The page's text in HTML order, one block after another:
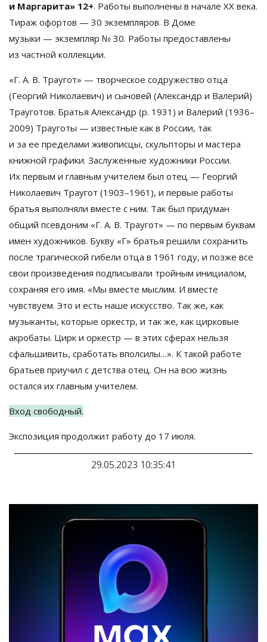
и Маргарита» 12+. Работы выполнены в начале XX века.
Тираж офортов — 30 экземпляров. В Доме
музыки — экземпляр № 30. Работы предоставлены
из частной коллекции.
«Г. А. В. Траугот» — творческое содружество отца
(Георгий Николаевич) и сыновей (Александр и Валерий)
Трауготов. Братья Александр (р. 1931) и Валерий (1936–
2009) Трауготы — известные как в России, так
и за ее пределами живописцы, скульпторы и мастера
книжной графики. Заслуженные художники России.
Их первым и главным учителем был отец — Георгий
Николаевич Траугот (1903–1961), и первые работы
братья выполняли вместе с ним. Так был придуман
общий псевдоним «Г. А. В. Траугот» — по первым буквам
имен художников. Букву «Г» братья решили сохранить
после трагической гибели отца в 1961 году, и позже все
свои произведения подписывали тройным инициалом,
сохраняя его имя. «Мы вместе мыслим. И вместе
чувствуем. Это и есть наше искусство. Так же, как
музыканты, которые оркестр, и так же, как цирковые
акробаты. Цирк и оркестр — в этих сферах нельзя
сфальшивить, сработать вполсилы…». К такой работе
братьев приучил с детства отец. Он на всю жизнь
остался их главным учителем.
Вход свободный.
Экспозиция продолжит работу до 17 июля.
29.05.2023 10:35:41